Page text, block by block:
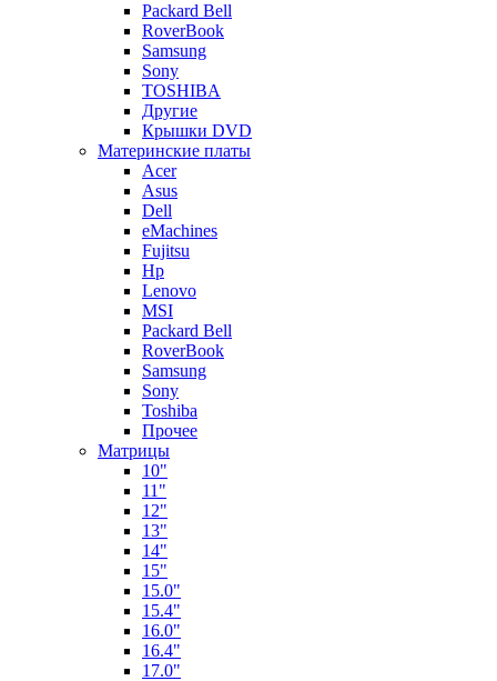
Packard Bell
RoverBook
Samsung
Sony
TOSHIBA
Другие
Крышки DVD
Материнские платы
Acer
Asus
Dell
eMachines
Fujitsu
Hp
Lenovo
MSI
Packard Bell
RoverBook
Samsung
Sony
Toshiba
Прочее
Матрицы
10"
11"
12"
13"
14"
15"
15.0"
15.4"
16.0"
16.4"
17.0"